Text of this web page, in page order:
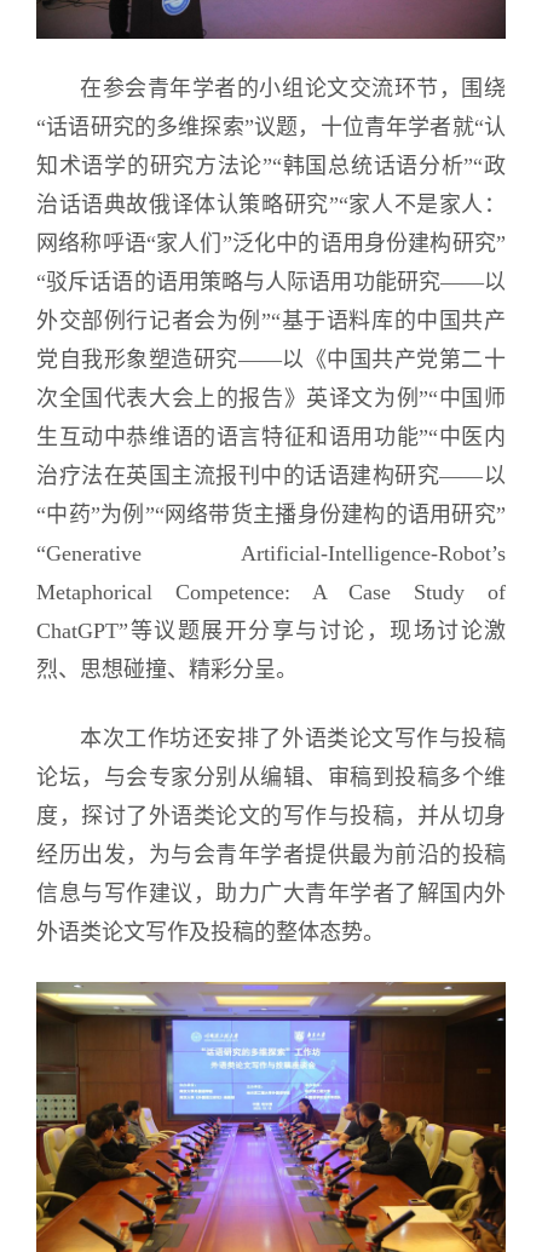
在参会青年学者的小组论文交流环节，围绕
“话语研究的多维探索”议题，十位青年学者就“认
知术语学的研究方法论”“韩国总统话语分析”“政
治话语典故俄译体认策略研究”“家人不是家人：
网络称呼语“家人们”泛化中的语用身份建构研究”
“驳斥话语的语用策略与人际语用功能研究——以
外交部例行记者会为例”“基于语料库的中国共产
党自我形象塑造研究——以《中国共产党第二十
次全国代表大会上的报告》英译文为例”“中国师
生互动中恭维语的语言特征和语用功能”“中医内
治疗法在英国主流报刊中的话语建构研究——以
“中药”为例”“网络带货主播身份建构的语用研究”
“Generative Artificial-Intelligence-Robot’s
Metaphorical Competence: A Case Study of
ChatGPT”等议题展开分享与讨论，现场讨论激
烈、思想碰撞、精彩分呈。
本次工作坊还安排了外语类论文写作与投稿
论坛，与会专家分别从编辑、审稿到投稿多个维
度，探讨了外语类论文的写作与投稿，并从切身
经历出发，为与会青年学者提供最为前沿的投稿
信息与写作建议，助力广大青年学者了解国内外
外语类论文写作及投稿的整体态势。